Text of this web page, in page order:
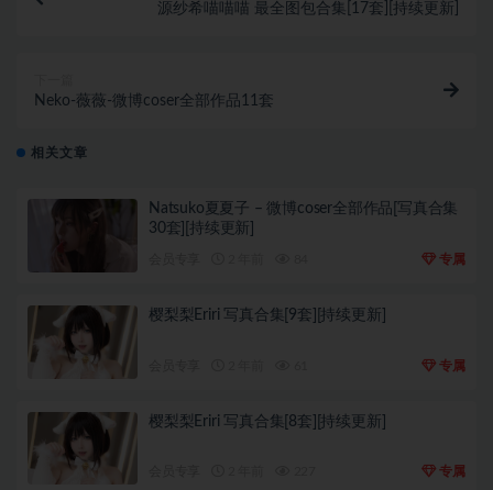
源纱希喵喵喵 最全图包合集[17套][持续更新]
Neko-薇薇-微博coser全部作品11套
相关文章
Natsuko夏夏子 – 微博coser全部作品[写真合集
30套][持续更新]
专属
樱梨梨Eriri 写真合集[9套][持续更新]
专属
樱梨梨Eriri 写真合集[8套][持续更新]
专属